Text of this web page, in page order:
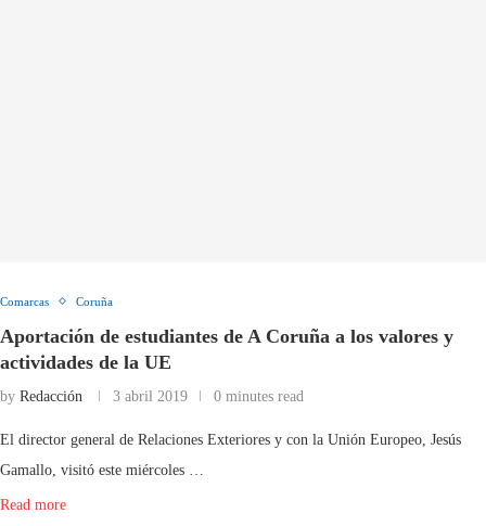
Comarcas Coruña
Aportación de estudiantes de A Coruña a los valores y
actividades de la UE
by Redacción 3 abril 2019 0 minutes read
El director general de Relaciones Exteriores y con la Unión Europeo, Jesús
Gamallo, visitó este miércoles …
Read more